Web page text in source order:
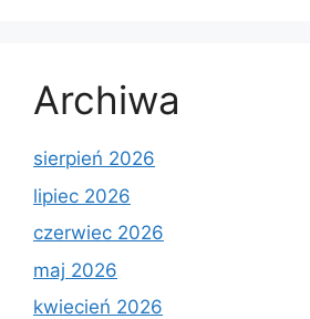
Archiwa
sierpień 2026
lipiec 2026
czerwiec 2026
maj 2026
kwiecień 2026